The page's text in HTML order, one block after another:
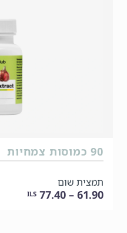
90 כמוסות צמחיות
תמצית שום
61.90 – 77.40
ILS